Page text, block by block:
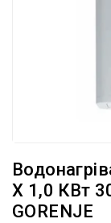
Х 1,0 КВт
GORENJE